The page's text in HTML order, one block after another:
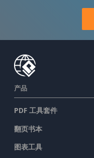
产品
PDF 工具套件
翻页书本
图表工具